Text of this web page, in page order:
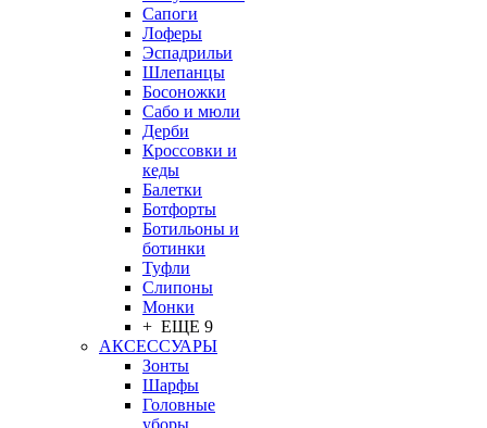
Сапоги
Лоферы
Эспадрильи
Шлепанцы
Босоножки
Сабо и мюли
Дерби
Кроссовки и
кеды
Балетки
Ботфорты
Ботильоны и
ботинки
Туфли
Слипоны
Монки
+ ЕЩЕ 9
АКСЕССУАРЫ
Зонты
Шарфы
Головные
уборы